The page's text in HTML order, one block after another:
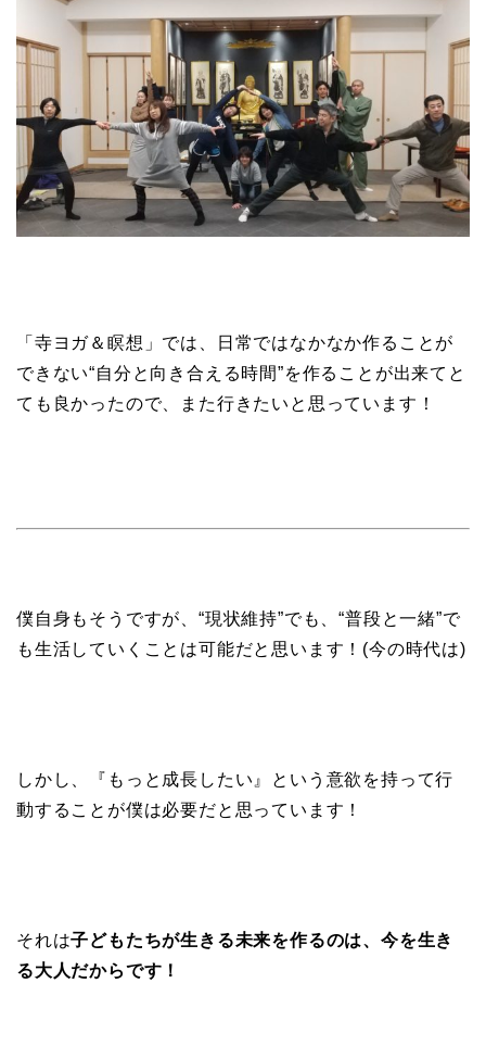
「寺ヨガ＆瞑想」では、日常ではなかなか作ることが
できない“自分と向き合える時間”を作ることが出来てと
ても良かったので、また行きたいと思っています！
僕自身もそうですが、“現状維持”でも、“普段と一緒”で
も生活していくことは可能だと思います！(今の時代は)
しかし、『もっと成長したい』という意欲を持って行
動することが僕は必要だと思っています！
それは子どもたちが生きる未来を作るのは、今を生き
る大人だからです！